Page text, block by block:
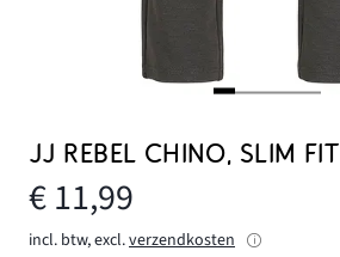
JJ REBEL CHINO, SLIM FIT
€ 11,99
incl. btw, excl.verzendkosten